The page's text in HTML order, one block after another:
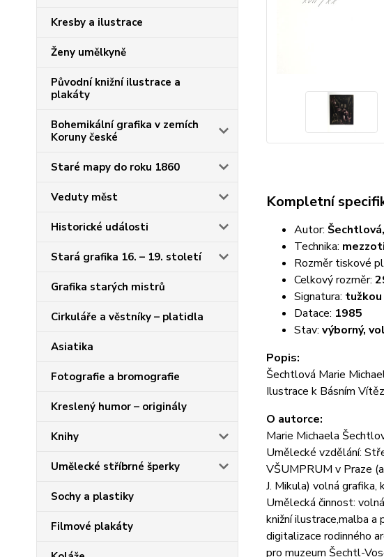
Kresby a ilustrace
Ženy umělkyně
Původní knižní ilustrace a
plakáty
Bohemikální grafika v zemích
Koruny české
Staré mapy do roku 1860
Veduty měst
Historické události
Stará grafika 16. – 19. století
Grafika starých mistrů
Cirkuláře a věstníky – platidla
Asiatika
Fotografie a bromografie
Kreslený humor – originály
Knihy
Umělecké stříbrné šperky
Sochy a plastiky
Filmové plakáty
Kompletní
Autor:
Technika:
Rozměr tiskové
Celkový rozměr:
Signatura:
Datace: 1985
Stav: výborný,
Popis:
Šechtlová Marie
Ilustrace k Básním
O autorce:
Marie Michaela
Umělecké vzdělání:
VŠUMPRUM v Praze
J. Mikula) volná
Umělecká činnost:
knižní ilustrace,malba
digitalizace rodinného
pro muzeum Šechtl-